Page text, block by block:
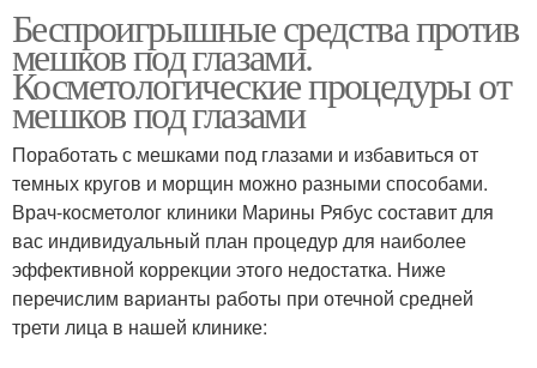
Беспроигрышные средства против
мешков под глазами.
Косметологические процедуры от
мешков под глазами
Поработать с мешками под глазами и избавиться от
темных кругов и морщин можно разными способами.
Врач-косметолог клиники Марины Рябус составит для
вас индивидуальный план процедур для наиболее
эффективной коррекции этого недостатка. Ниже
перечислим варианты работы при отечной средней
трети лица в нашей клинике: